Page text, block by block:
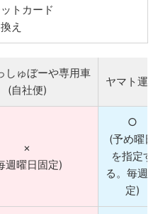
トカード
え
しゅぼーや専用車
(自社便)
ヤマト運輸
×
週曜日固定)
○
(予め曜日
を指定す
る。毎週固
定)